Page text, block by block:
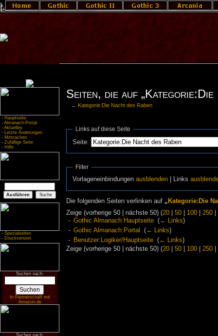
- Hauptseite
- Almanach-Portal
- Aktuelles
- Letzte Änderungen
- Mitmachen
- Zufällige Seite
- Hilfe
- Spezialseiten
- Druckversion
Suchen nach:
In Partnerschaft mit
Amazon.de
Suchen nach:
Seiten, die auf
← Kategorie:Die Nacht des Raben
Links auf diese Seite
Seite:
Filter
Vorlageneinbindungenausblenden | Links
Die folgenden Seiten verlinken auf „ Kategorie:Die
Zeige (vorherige 50 | nächste 50) (20| 50| 100| 250|
Gothic Almanach:Hauptseite‎ (← Links)
Gothic Almanach:Portal
(← Links)
Benutzer:Logiker/Hauptseite‎ (← Links)
Zeige (vorherige 50 | nächste 50) (20| 50| 100| 250|